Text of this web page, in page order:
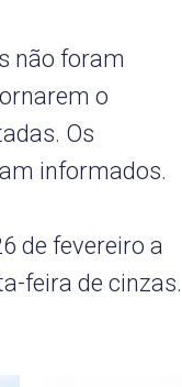
não foram
o
Os
informados.
de fevereiro a
feira de cinzas.